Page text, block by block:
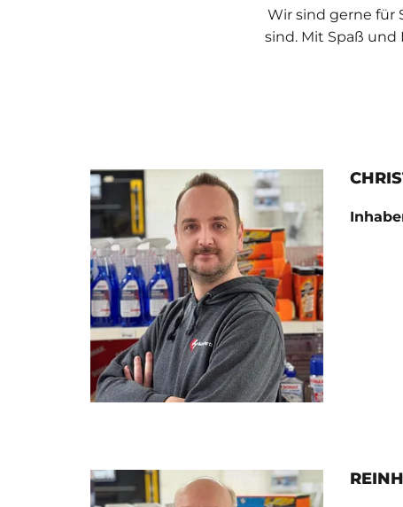
Wir sind gerne für
sind. Mit Spaß und